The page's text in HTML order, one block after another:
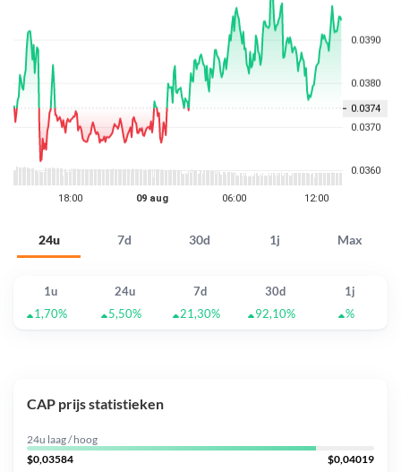
24u 7d 30d 1j Max
1u 24u 7d 30d
1j
1,70%
5,50% 21,30% 92,10% %
CAP prijs statistieken
24u laag / hoog
$0,03584
$0,04019